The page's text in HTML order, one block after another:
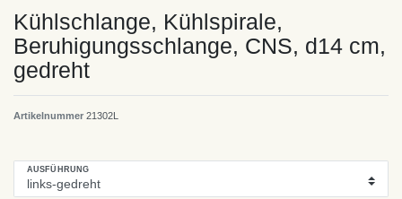
Kühlschlange, Kühlspirale,
Beruhigungsschlange, CNS, d14 cm,
gedreht
Artikelnummer 21302L
AUSFÜHRUNG